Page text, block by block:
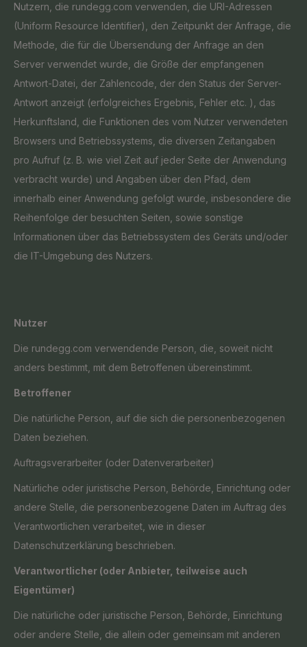
Nutzern, die rundegg.com verwenden, die URI-Adressen
(Uniform Resource Identifier), den Zeitpunkt der Anfrage, die
Methode, die für die Übersendung der Anfrage an den
Server verwendet wurde, die Größe der empfangenen
Antwort-Datei, der Zahlencode, der den Status der Server-
Antwort anzeigt (erfolgreiches Ergebnis, Fehler etc. ), das
Herkunftsland, die Funktionen des vom Nutzer verwendeten
Browsers und Betriebssystems, die diversen Zeitangaben
pro Aufruf (z. B. wie viel Zeit auf jeder Seite der Anwendung
verbracht wurde) und Angaben über den Pfad, dem
innerhalb einer Anwendung gefolgt wurde, insbesondere die
Reihenfolge der besuchten Seiten, sowie sonstige
Informationen über das Betriebssystem des Geräts und/oder
die IT-Umgebung des Nutzers.
Nutzer
Die rundegg.com verwendende Person, die, soweit nicht
anders bestimmt, mit dem Betroffenen übereinstimmt.
Betroffener
Die natürliche Person, auf die sich die personenbezogenen
Daten beziehen.
Auftragsverarbeiter (oder Datenverarbeiter)
Natürliche oder juristische Person, Behörde, Einrichtung oder
andere Stelle, die personenbezogene Daten im Auftrag des
Verantwortlichen verarbeitet, wie in dieser
Datenschutzerklärung beschrieben.
Verantwortlicher (oder Anbieter, teilweise auch
Eigentümer)
Die natürliche oder juristische Person, Behörde, Einrichtung
oder andere Stelle, die allein oder gemeinsam mit anderen